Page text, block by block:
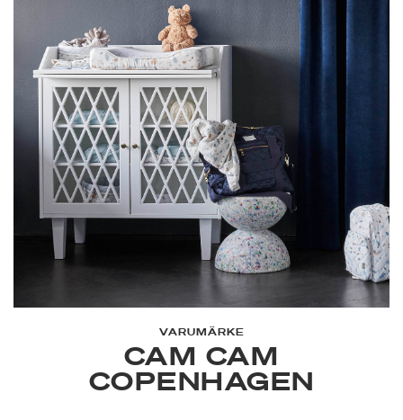
VARUMÄRKE
CAM CAM
COPENHAGEN